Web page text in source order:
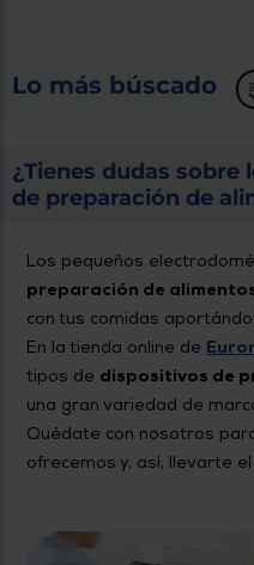
Lo más búscado
¿Tienes dudas
de preparación de
Los pequeños
preparación de
con tus comidas
En la tienda online de
tipos de dispositivos de
una gran variedad de
Quédate con nosotros
ofrecemos y, así, llevarte